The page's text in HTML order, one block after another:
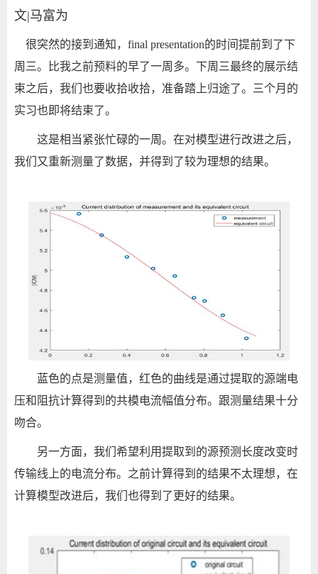
文|马富为
很突然的接到通知， final presentation的时间提前到了下
周三。比我之前预料的早了一周多。下周三最终的展示结
束之后，我们也要收拾收拾，准备踏上归途了。三个月的
实习也即将结束了。
这是相当紧张忙碌的一周。在对模型进行改进之后，
我们又重新测量了数据，并得到了较为理想的结果。
蓝色的点是测量值，红色的曲线是通过提取的源端电
压和阻抗计算得到的共模电流幅值分布。跟测量结果十分
吻合。
另一方面，我们希望利用提取到的源预测长度改变时
传输线上的电流分布。之前计算得到的结果不太理想，在
计算模型改进后，我们也得到了更好的结果。